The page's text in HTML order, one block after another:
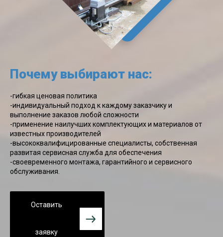
Почему выбирают нас:
-гибкая ценовая политика
-индивидуальный подход к каждому заказчику и
выполнение заказов любой сложности
-применение наилучших комплектующих и материалов от
известных производителей
-высококвалифицированные специалисты, собственная
развитая сервисная служба для обеспечения
-своевременного монтажа, гарантийного и сервисного
обслуживания.
Оставить
заявку